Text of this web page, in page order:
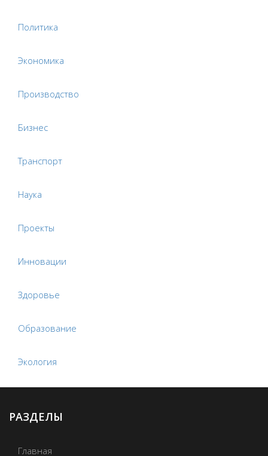
Политика
Экономика
Производство
Бизнес
Транспорт
Наука
Проекты
Инновации
Здоровье
Образование
Экология
РАЗДЕЛЫ
Главная